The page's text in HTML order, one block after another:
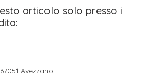
articolo solo presso i
Avezzano